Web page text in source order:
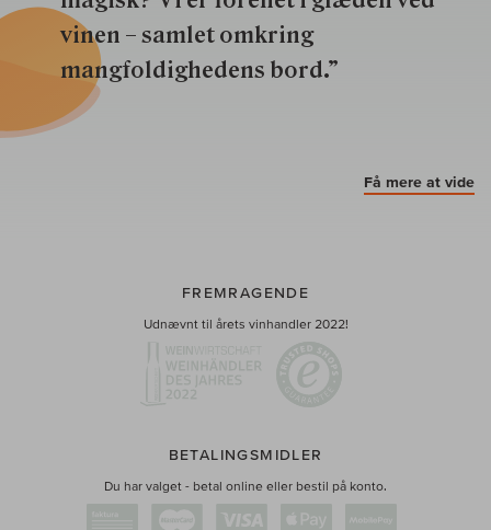
vinen – samlet omkring
mangfoldighedens bord.”
Få mere at vide
FREMRAGENDE
Udnævnt til årets vinhandler 2022!
BETALINGSMIDLER
Du har valget - betal online eller bestil på konto.